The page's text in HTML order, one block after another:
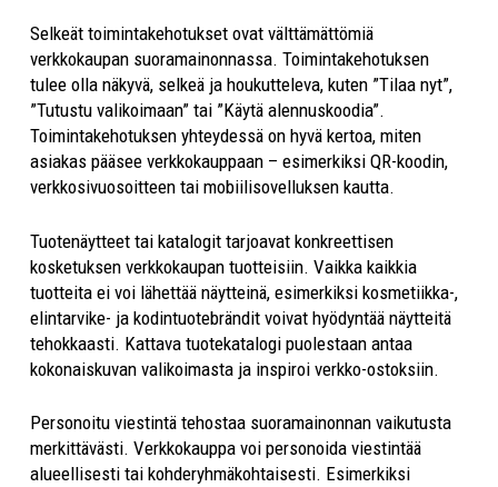
Selkeät toimintakehotukset ovat välttämättömiä
verkkokaupan suoramainonnassa. Toimintakehotuksen
tulee olla näkyvä, selkeä ja houkutteleva, kuten ”Tilaa nyt”,
”Tutustu valikoimaan” tai ”Käytä alennuskoodia”.
Toimintakehotuksen yhteydessä on hyvä kertoa, miten
asiakas pääsee verkkokauppaan – esimerkiksi QR-koodin,
verkkosivuosoitteen tai mobiilisovelluksen kautta.
Tuotenäytteet tai katalogit tarjoavat konkreettisen
kosketuksen verkkokaupan tuotteisiin. Vaikka kaikkia
tuotteita ei voi lähettää näytteinä, esimerkiksi kosmetiikka-,
elintarvike- ja kodintuotebrändit voivat hyödyntää näytteitä
tehokkaasti. Kattava tuotekatalogi puolestaan antaa
kokonaiskuvan valikoimasta ja inspiroi verkko-ostoksiin.
Personoitu viestintä tehostaa suoramainonnan vaikutusta
merkittävästi. Verkkokauppa voi personoida viestintää
alueellisesti tai kohderyhmäkohtaisesti. Esimerkiksi